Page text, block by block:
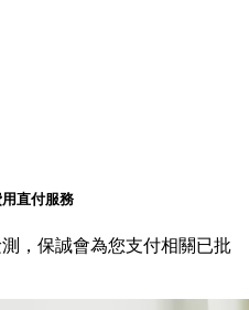
直付服務
，保誠會為您支付相關已批